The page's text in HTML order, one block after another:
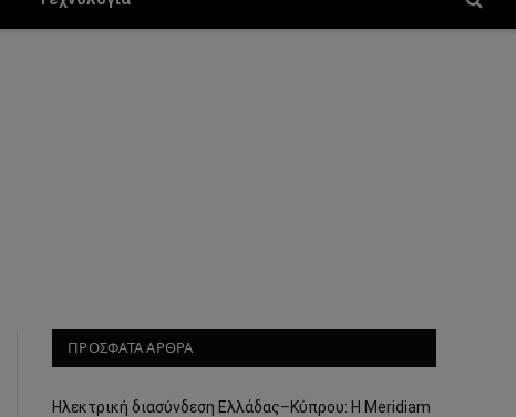
ΠΡΟΣΦΑΤΑ ΑΡΘΡΑ
Ηλεκτρική διασύνδεση Ελλάδας–Κύπρου: Η Meridiam